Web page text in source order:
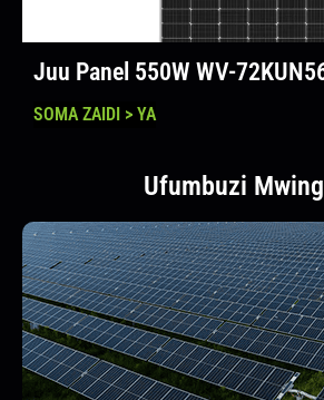
Juu Panel 550W WV-
SOMA ZAIDI > YA
Ufumbuzi